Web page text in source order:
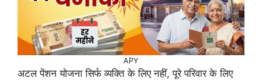
APY
अटल पेंशन योजना सिर्फ व्यक्ति के लिए नहीं, पूरे परिवार के लिए